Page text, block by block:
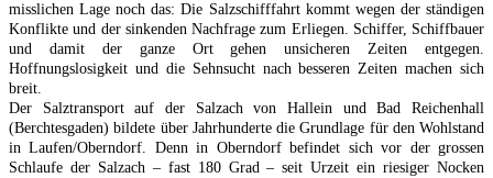
misslichen Lage noch das: Die Salzschifffahrt kommt wegen der ständigen
Konflikte und der sinkenden Nachfrage zum Erliegen. Schiffer, Schiffbauer
und damit der ganze Ort gehen unsicheren Zeiten entgegen.
Hoffnungslosigkeit und die Sehnsucht nach besseren Zeiten machen sich
breit.
Der Salztransport auf der Salzach von Hallein und Bad Reichenhall
(Berchtesgaden) bildete über Jahrhunderte die Grundlage für den Wohlstand
in Laufen/Oberndorf. Denn in Oberndorf befindet sich vor der grossen
Schlaufe der Salzach – fast 180 Grad – seit Urzeit ein riesiger Nocken